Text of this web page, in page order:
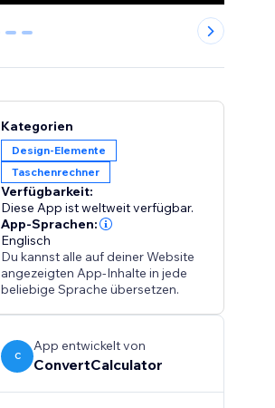
1 2
Kategorien
Design-Elemente
Taschenrechner
Verfügbarkeit:
Diese App ist weltweit verfügbar.
App-Sprachen:
Englisch
Du kannst alle auf deiner Website
angezeigten App-Inhalte in jede
beliebige Sprache übersetzen.
C
App entwickelt von
ConvertCalculator